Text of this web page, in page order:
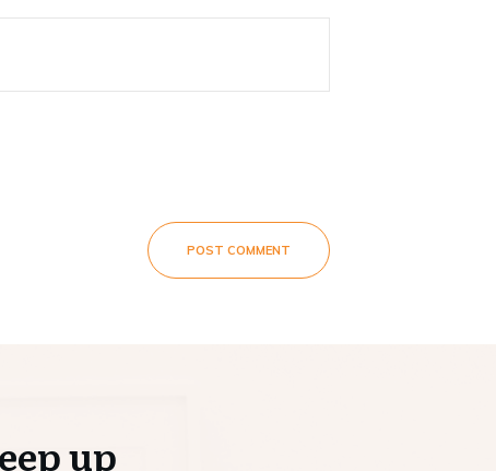
POST COMMENT
up